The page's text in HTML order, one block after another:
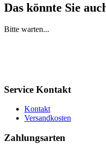
Das könnte Sie
Bitte warten...
Service Kontakt
Kontakt
Versandkosten
Zahlungsarten